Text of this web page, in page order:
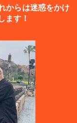
からは迷惑をかけ
ます！